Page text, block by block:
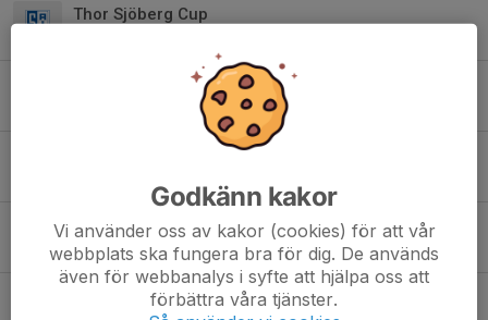
Thor Sjöberg Cup
0
Kommande cuper och viktig information ⚽💙
3 jul, 23:11 0
Godkänn kakor
Vi använder oss av kakor (cookies) för att vår
webbplats ska fungera bra för dig. De används
även för webbanalys i syfte att hjälpa oss att
förbättra våra tjänster.